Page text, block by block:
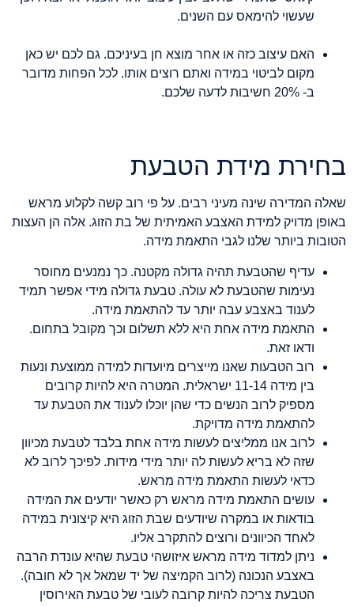
שעשוי להימאס עם השנים.
האם עיצוב כזה או אחר מוצא חן בעיניכם. גם לכם יש כאן
מקום לביטוי במידה ואתם רוצים אותו. לכל הפחות מדובר
ב- 20% חשיבות לדעה שלכם.
בחירת מידת הטבעת
שאלה המדירה שינה מעיני רבים. על פי רוב קשה לקלוע מראש
באופן מדויק למידת האצבע האמיתית של בת הזוג. אלה הן העצות
הטובות ביותר שלנו לגבי התאמת מידה.
עדיף שהטבעת תהיה גדולה מקטנה. כך נמנעים מחוסר
נעימות שהטבעת לא עולה. טבעת גדולה מידי אפשר תמיד
לענוד באצבע עבה יותר עד להתאמת מידה.
התאמת מידה אחת היא ללא תשלום וכך מקובל בתחום.
ודאו זאת.
רוב הטבעות שאנו מייצרים מיועדות למידה ממוצעת ונעות
בין מידה 11-14 ישראלית. המטרה היא להיות קרובים
מספיק לרוב הנשים כדי שהן יוכלו לענוד את הטבעת עד
להתאמת מידה מדויקת.
לרוב אנו ממליצים לעשות מידה אחת בלבד לטבעת מכיוון
שזה לא בריא לעשות לה יותר מידי מידות. לפיכך לרוב לא
כדאי לעשות התאמת מידה מראש.
עושים התאמת מידה מראש רק כאשר יודעים את המידה
בודאות או במקרה שיודעים שבת הזוג היא קיצונית במידה
לאחד הכיוונים ורוצים להתקרב אליו.
ניתן למדוד מידה מראש איזושהי טבעת שהיא עונדת הרבה
באצבע הנכונה (לרוב הקמיצה של יד שמאל אך לא חובה).
הטבעת צריכה להיות קרובה לעובי של טבעת האירוסין